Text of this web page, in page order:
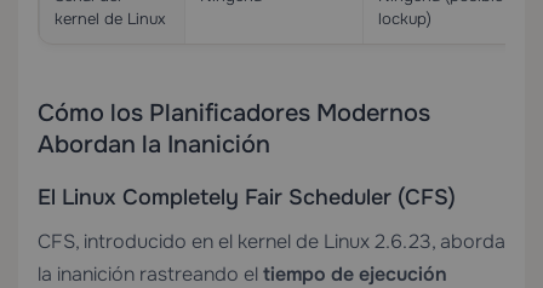
kernel de Linux
lockup)
Cómo los Planificadores Modernos
Abordan la Inanición
El Linux Completely Fair Scheduler (CFS)
CFS, introducido en el kernel de Linux 2.6.23, aborda
la inanición rastreando el tiempo de ejecución